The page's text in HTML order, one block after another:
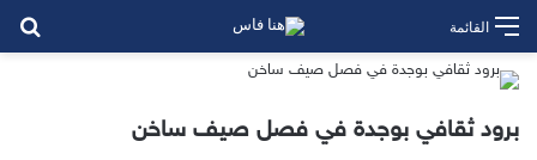
القائمة
برود ثقافي بوجدة في فصل صيف ساخن